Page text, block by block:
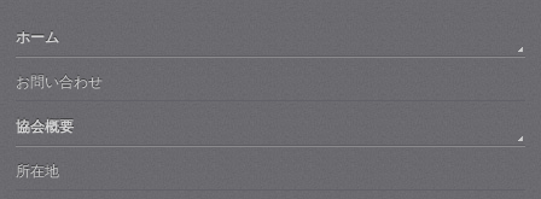
ホーム
お問い合わせ
協会概要
所在地